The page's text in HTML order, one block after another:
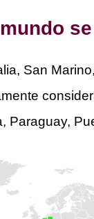
San
Paraguay,